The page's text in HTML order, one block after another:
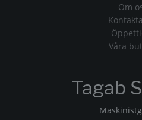
Om
Våra
Tagab